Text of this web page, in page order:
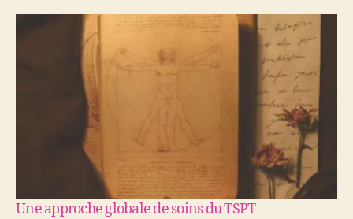
Une approche globale de soins du TSPT